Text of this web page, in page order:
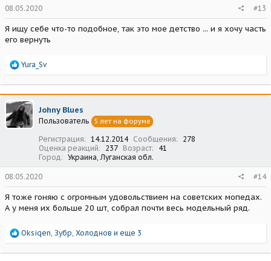
08.05.2020 #13
Я ищу себе что-то подобное, так это мое детство ... и я хочу часть
его вернуть
Р
а
к
ц
и
и
Yura_Sv
Johny Blues
Пользователь 5 лет на форуме
Регистрация 14.12.2014 Сообщения
278
Оценка реакций
237 Возраст
41
Город
Украина, Луганская обл.
08.05.2020 #14
Я тоже гоняю с огромным удовольствием на советских мопедах.
А у меня их больше 20 шт, собрал почти весь модельный ряд.
Р
а
Oksiqen Зубр Холоднов и еще 3